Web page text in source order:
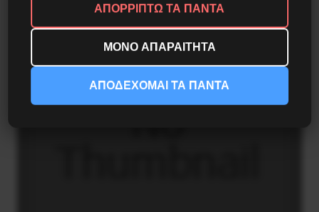
ΑΠΟΡΡΙΠΤΩ ΤΑ ΠΑΝΤΑ
ΜΟΝΟ ΑΠΑΡΑΙΤΗΤΑ
ΑΠΟΔΕΧΟΜΑΙ ΤΑ ΠΑΝΤΑ